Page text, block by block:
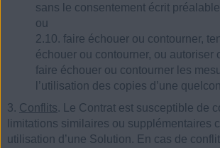
sans le consentement écrit
ou
2.10. faire échouer ou contourner,
échouer ou contourner, ou autoriser
faire échouer ou contourner les
l’utilisation des copies d’une
3. Conflits. Le Contrat est susceptible de
limitations similaires ou supplémentaires
utilisation d’une Solution. En cas de